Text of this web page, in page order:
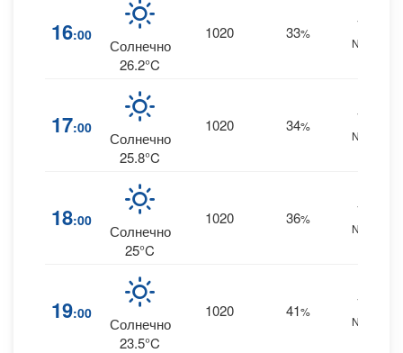
16:00
Солнечно
26.2°C
1020 33%
18
NNE
17:00
Солнечно
25.8°C
1020 34%
18
NNE
18:00
Солнечно
25°C
1020 36%
16
NNE
19:00
Солнечно
23.5°C
1020 41%
14
NNE